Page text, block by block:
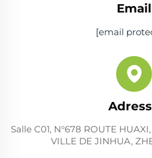
Email
[email
Salle C01, N°678 ROUTE
VILLE DE JINHUA,